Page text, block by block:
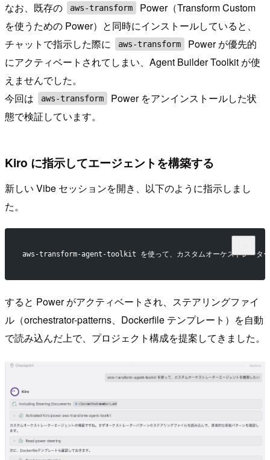
なお、既存の aws-transform
Power（Transform Custom
を使うための Power）と同時にインストールしていると、
チャットで指示した際に
aws-transform
Power が優先的
にアクティベートされてしまい、Agent Builder Toolkit が使
えませんでした。
今回は
aws-transform
Power をアンインストールした状
態で検証しています。
Kiro に指示してエージェントを構築する
新しい Vibe セッションを開き、以下のように指示しまし
た。
aws-transform-agent-toolkit を使って、カスタムオーケストレーター
すると Power がアクティベートされ、ステアリングファイ
ル（orchestrator-patterns、Dockerfile テンプレート）を自動
で読み込んだ上で、プロジェクト構成を提案してきました。